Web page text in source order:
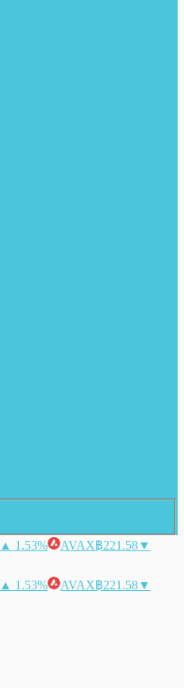
▲ 1.53% AVAX฿221.58▼
▲ 1.53% AVAX฿221.58▼